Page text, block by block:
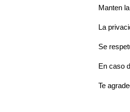
Manten
La
Se
En caso
Te